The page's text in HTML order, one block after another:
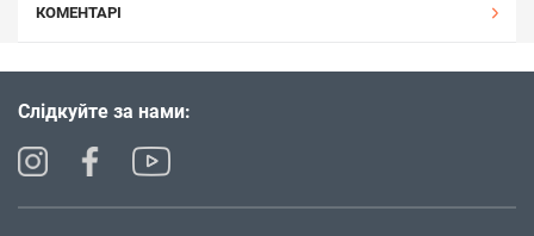
КОМЕНТАРІ
Слідкуйте за нами: